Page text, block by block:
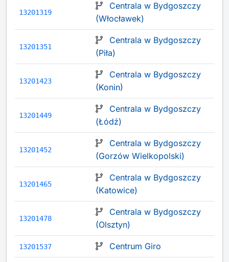
13201319
Centrala w Bydgoszczy
(Włocławek)
13201351
Centrala w Bydgoszczy
(Piła)
13201423
Centrala w Bydgoszczy
(Konin)
13201449
Centrala w Bydgoszczy
(Łódź)
13201452
Centrala w Bydgoszczy
(Gorzów Wielkopolski)
13201465
Centrala w Bydgoszczy
(Katowice)
13201478
Centrala w Bydgoszczy
(Olsztyn)
13201537 Centrum Giro